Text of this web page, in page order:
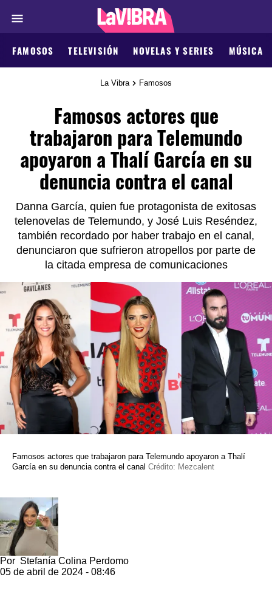
FAMOSOS TELEVISIÓN NOVELAS Y SERIES MÚSICA
La Vibra Famosos
Famosos actores que
trabajaron para Telemundo
apoyaron a Thalí García en su
denuncia contra el canal
Danna García, quien fue protagonista de exitosas
telenovelas de Telemundo, y José Luis Reséndez,
también recordado por haber trabajo en el canal,
denunciaron que sufrieron atropellos por parte de
la citada empresa de comunicaciones
Famosos actores que trabajaron para Telemundo apoyaron a Thalí
García en su denuncia contra el canal Crédito: Mezcalent
Por Stefanía Colina Perdomo
05 de abril de 2024 - 08:46